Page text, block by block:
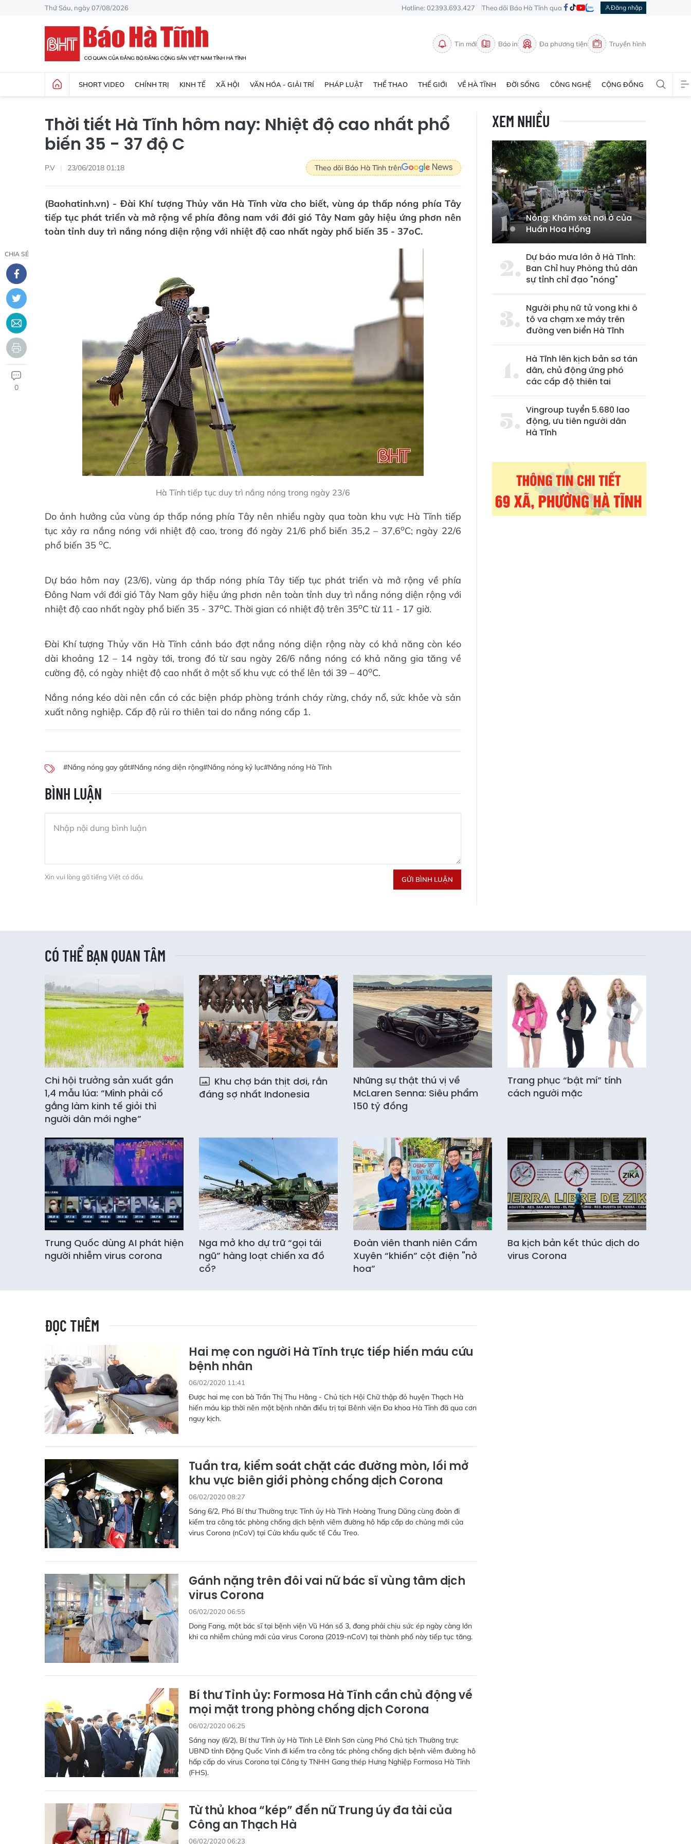
Thứ Sáu, ngày 07/08/2026 Hotline: 02393.693.427 Theo dõi Báo Hà Tĩnh qua Đăng nhập
Tin mới Báo in Đa phương tiện Truyền hình
SHORT VIDEO CHÍNH TRỊ KINH TẾ XÃ HỘI VĂN HÓA - GIẢI TRÍ PHÁP LUẬT THỂ THAO THẾ GIỚI VỀ HÀ TĨNH ĐỜI SỐNG CÔNG NGHỆ CỘNG ĐỒNG
Thời tiết Hà Tĩnh hôm nay: Nhiệt độ cao nhất phổ
biến 35 - 37 độ C
P.V 23/06/2018 01:18 Theo dõi Báo Hà Tĩnh trên
(Baohatinh.vn) - Đài Khí tượng Thủy văn Hà Tĩnh vừa cho biết, vùng áp thấp nóng phía Tây
tiếp tục phát triển và mở rộng về phía đông nam với đới gió Tây Nam gây hiệu ứng phơn nên
toàn tỉnh duy trì nắng nóng diện rộng với nhiệt độ cao nhất ngày phổ biến 35 - 37oC.
CHIA SẺ
0
Hà Tĩnh tiếp tục duy trì nắng nóng trong ngày 23/6
Do ảnh hưởng của vùng áp thấp nóng phía Tây nên nhiều ngày qua toàn khu vực Hà Tĩnh tiếp
tục xảy ra nắng nóng với nhiệt độ cao, trong đó ngày 21/6 phổ biến 35,2 – 37,6oC; ngày 22/6
phổ biến 35 oC.
Dự báo hôm nay (23/6), vùng áp thấp nóng phía Tây tiếp tục phát triển và mở rộng về phía
Đông Nam với đới gió Tây Nam gây hiệu ứng phơn nên toàn tỉnh duy trì nắng nóng diện rộng với
nhiệt độ cao nhất ngày phổ biến 35 - 37oC. Thời gian có nhiệt độ trên 35oC từ 11 - 17 giờ.
Đài Khí tượng Thủy văn Hà Tĩnh cảnh báo đợt nắng nóng diện rộng này có khả năng còn kéo
dài khoảng 12 – 14 ngày tới, trong đó từ sau ngày 26/6 nắng nóng có khả năng gia tăng về
cường độ, có ngày nhiệt độ cao nhất ở một số khu vực có thể lên tới 39 – 40oC.
Nắng nóng kéo dài nên cần có các biện pháp phòng tránh cháy rừng, cháy nổ, sức khỏe và sản
xuất nông nghiệp. Cấp độ rủi ro thiên tai do nắng nóng cấp 1.
#Nắng nóng gay gắt#Nắng nóng diện rộng#Nắng nóng kỷ lục#Nắng nóng Hà Tĩnh
BÌNH LUẬN
Xin vui lòng gõ tiếng Việt có dấu GỬI BÌNH LUẬN
XEM NHIỀU
Nóng: Khám xét nơi ở của
Huấn Hoa Hồng
Dự báo mưa lớn ở Hà Tĩnh:
Ban Chỉ huy Phòng thủ dân
sự tỉnh chỉ đạo "nóng"
Người phụ nữ tử vong khi ô
tô va chạm xe máy trên
đường ven biển Hà Tĩnh
Hà Tĩnh lên kịch bản sơ tán
dân, chủ động ứng phó
các cấp độ thiên tai
Vingroup tuyển 5.680 lao
động, ưu tiên người dân
Hà Tĩnh
CÓ THỂ BẠN QUAN TÂM
Chi hội trưởng sản xuất gần
1,4 mẫu lúa: “Mình phải cố
gắng làm kinh tế giỏi thì
người dân mới nghe”
Khu chợ bán thịt dơi, rắn
đáng sợ nhất Indonesia
Những sự thật thú vị về
McLaren Senna: Siêu phẩm
150 tỷ đồng
Trang phục “bật mí” tính
cách người mặc
Trung Quốc dùng AI phát hiện
người nhiễm virus corona
Nga mở kho dự trữ “gọi tái
ngũ” hàng loạt chiến xa đồ
cổ?
Đoàn viên thanh niên Cẩm
Xuyên “khiến” cột điện "nở
hoa”
Ba kịch bản kết thúc dịch do
virus Corona
ĐỌC THÊM
Hai mẹ con người Hà Tĩnh trực tiếp hiến máu cứu
bệnh nhân
06/02/2020 11:41
Được hai mẹ con bà Trần Thị Thu Hằng - Chủ tịch Hội Chữ thập đỏ huyện Thạch Hà
hiến máu kịp thời nên một bệnh nhân điều trị tại Bênh viện Đa khoa Hà Tĩnh đã qua cơn
nguy kịch.
Tuần tra, kiểm soát chặt các đường mòn, lối mở
khu vực biên giới phòng chống dịch Corona
06/02/2020 08:27
Sáng 6/2, Phó Bí thư Thường trực Tỉnh ủy Hà Tĩnh Hoàng Trung Dũng cùng đoàn đi
kiểm tra công tác phòng chống dịch bệnh viêm đường hô hấp cấp do chủng mới của
virus Corona (nCoV) tại Cửa khẩu quốc tế Cầu Treo.
Gánh nặng trên đôi vai nữ bác sĩ vùng tâm dịch
virus Corona
06/02/2020 06:55
Dong Fang, một bác sĩ tại bệnh viện Vũ Hán số 3, đang phải chịu sức ép ngày càng lớn
khi ca nhiễm chủng mới của virus Corona (2019-nCoV) tại thành phố này tiếp tục tăng.
Bí thư Tỉnh ủy: Formosa Hà Tĩnh cần chủ động về
mọi mặt trong phòng chống dịch Corona
06/02/2020 06:25
Sáng nay (6/2), Bí thư Tỉnh ủy Hà Tĩnh Lê Đình Sơn cùng Phó Chủ tịch Thường trực
UBND tỉnh Đặng Quốc Vinh đi kiểm tra công tác phòng chống dịch bệnh viêm đường hô
hấp cấp do virus Corona tại Công ty TNHH Gang thép Hưng Nghiệp Formosa Hà Tĩnh
(FHS).
Từ thủ khoa “kép” đến nữ Trung úy đa tài của
Công an Thạch Hà
06/02/2020 06:23